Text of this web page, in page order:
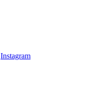
Instagram